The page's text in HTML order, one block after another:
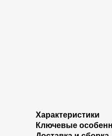
Характеристики
Ключевые